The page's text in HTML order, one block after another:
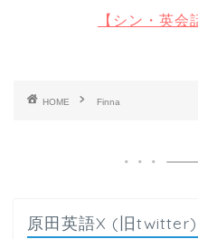
【シン・英会
HOME Finna
原田英語X (旧twitter)